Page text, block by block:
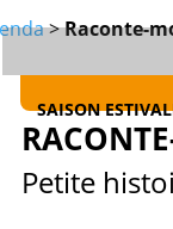
>Raconte-
SAISON
Petite